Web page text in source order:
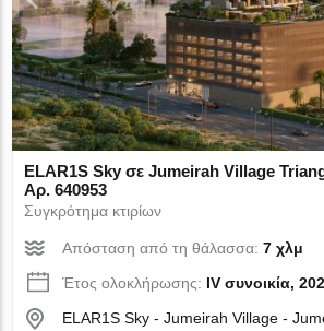
ELAR1S Sky σε Jumeirah Village
Αρ. 640953
Συγκρότημα κτιρίων
Απόσταση από τη θάλασσα:7 χλμ
Έτος ολοκλήρωσης: IV συνοικία,
ELAR1S Sky - Jumeirah Village -